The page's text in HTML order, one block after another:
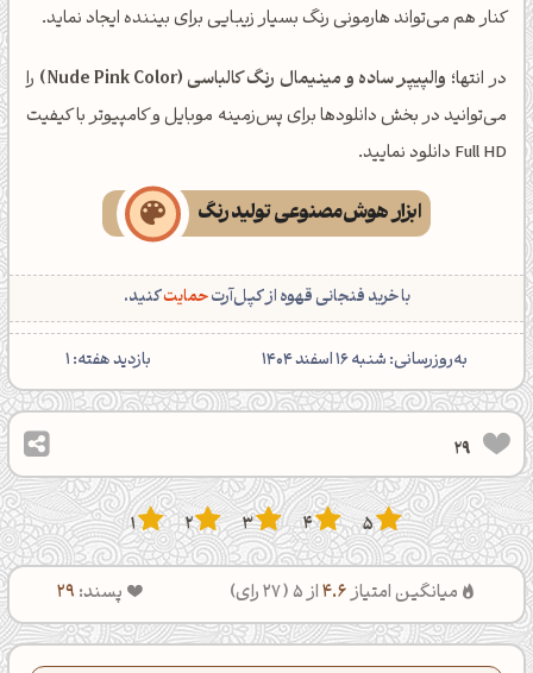
کنار هم می‌تواند هارمونی رنگ بسیار زیبایی برای بیننده ایجاد نماید.
در انتها؛ والپیپر ساده و مینیمال رنگ کالباسی (Nude Pink Color)
را
می‌توانید در بخش دانلودها برای پس‌زمینه موبایل و کامپیوتر با کیفیت
Full HD دانلود نمایید.
ابزار هوش‌مصنوعی تولید رنگ
با خرید فنجانی قهوه از کپل‌آرتحمایتکنید.
‌به‌روزرسانی: شنبه 16 اسفند 1404 بازدید هفته:1
29
5
4
3
2
1
میانگین امتیاز4.6از 5 ( 27رای) پسند: 29